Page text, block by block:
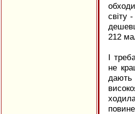
світу
212
I
не
дають